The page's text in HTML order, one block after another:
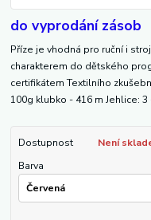
do vyprodání zásob
Příze je vhodná pro ruční i
charakterem do dětského
certifikátem Textilního
100g klubko - 416 m Jehlice: 3
Dostupnost
Není
Barva